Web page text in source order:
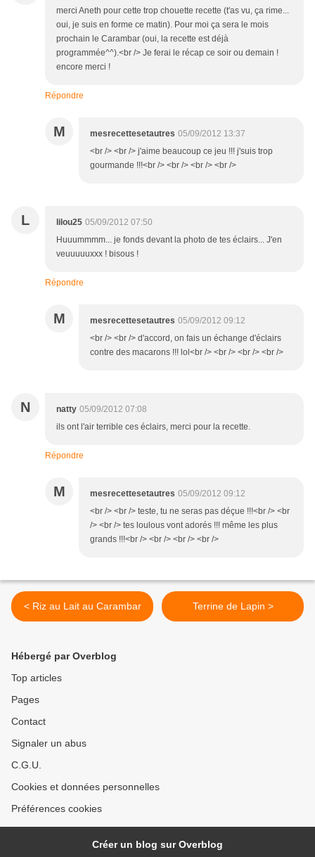
merci Aneth pour cette trop chouette recette (t'as vu, ça rime...
oui, je suis en forme ce matin). Pour moi ça sera le mois
prochain le Carambar (oui, la recette est déjà
programmée^^).<br /> Je ferai le récap ce soir ou demain !
encore merci !
Répondre
M mesrecettesetautres 05/09/2012 13:37
<br /> <br /> j'aime beaucoup ce jeu !!! j'suis trop
gourmande !!!<br /> <br /> <br /> <br />
L lilou25 05/09/2012 07:50
Huuummmm... je fonds devant la photo de tes éclairs... J'en
veuuuuuxxx ! bisous !
Répondre
M mesrecettesetautres 05/09/2012 09:12
<br /> <br /> d'accord, on fais un échange d'éclairs
contre des macarons !!! lol<br /> <br /> <br /> <br />
N natty 05/09/2012 07:08
ils ont l'air terrible ces éclairs, merci pour la recette.
Répondre
M mesrecettesetautres 05/09/2012 09:12
<br /> <br /> teste, tu ne seras pas déçue !!!<br /> <br
/> <br /> tes loulous vont adorés !!! même les plus
grands !!!<br /> <br /> <br /> <br />
< Riz au Lait au Carambar Terrine de Lapin >
Hébergé par Overblog
Top articles
Pages
Contact
Signaler un abus
C.G.U.
Cookies et données personnelles
Préférences cookies
Créer un blog sur Overblog